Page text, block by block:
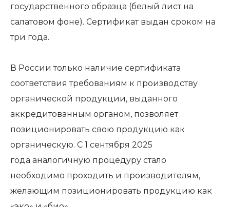
государственного образца (белый лист на
салатовом фоне). Сертификат выдан сроком на
три года.
В России только наличие сертификата
соответствия требованиям к производству
органической продукции, выданного
аккредитованным органом, позволяет
позиционировать свою продукцию как
органическую. С 1 сентября 2025
года аналогичную процедуру стало
необходимо проходить и производителям,
желающим позиционировать продукцию как